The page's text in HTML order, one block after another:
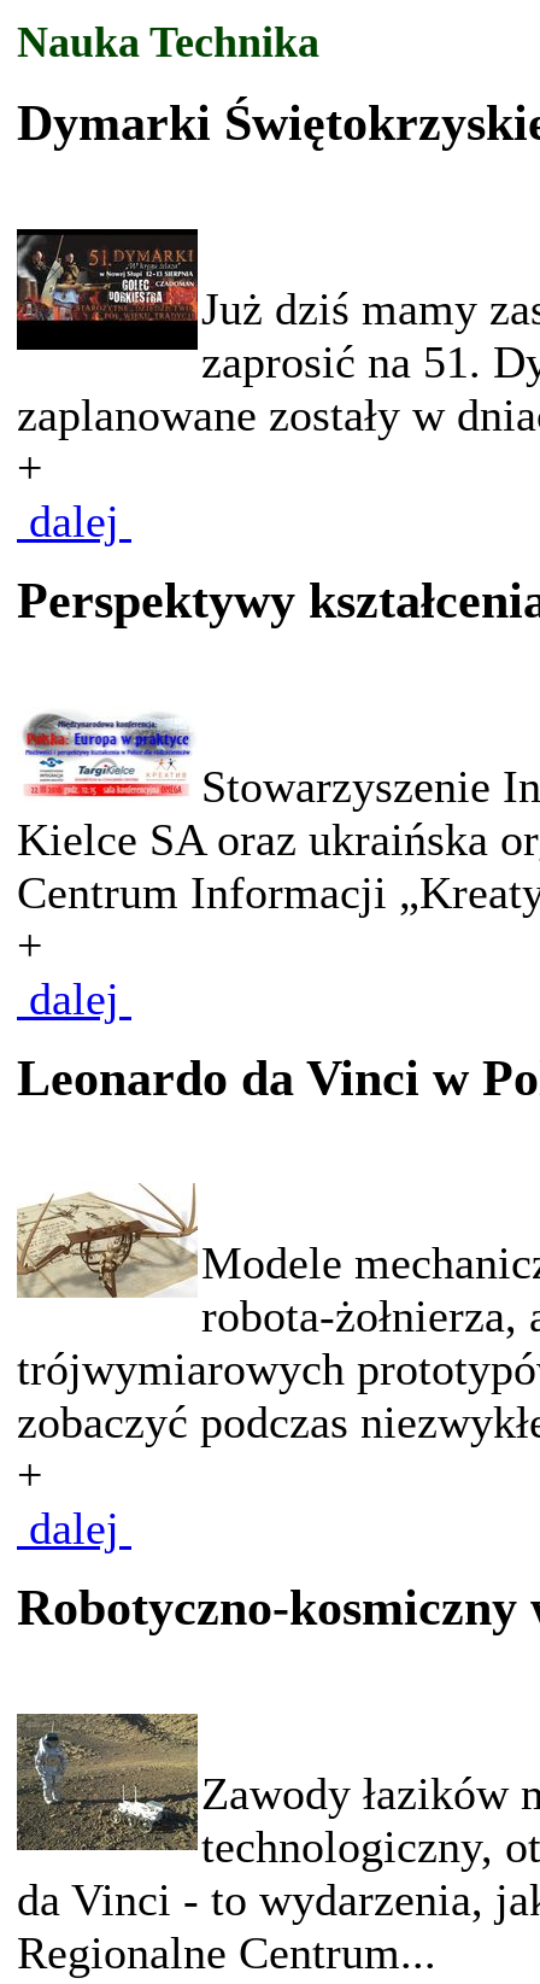
Nauka Technika
Dymarki
Już dziś mamy
zaprosić na 51.
zaplanowane zostały w
+
dalej
Perspektywy
Stowarzyszenie
Kielce SA oraz ukraińska
Centrum Informacji
+
dalej
Leonardo da Vinci w
Modele
robota-
trójwymiarowych
zobaczyć podczas
+
dalej
Robotyczno-kosmiczny
Zawody łazików
technologiczny,
da Vinci - to wydarzenia,
Regionalne Centrum...